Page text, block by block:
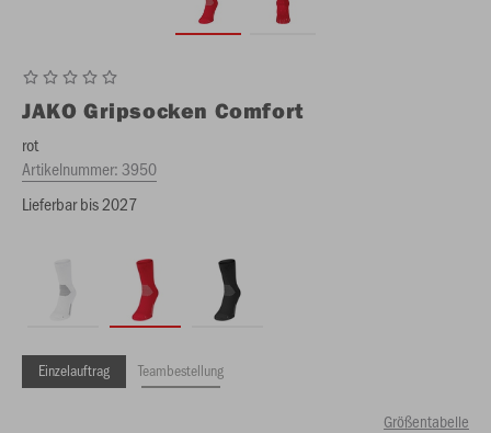
JAKO Gripsocken Comfort
rot
Artikelnummer:3950
Lieferbar bis 2027
Einzelauftrag Teambestellung
Größentabelle